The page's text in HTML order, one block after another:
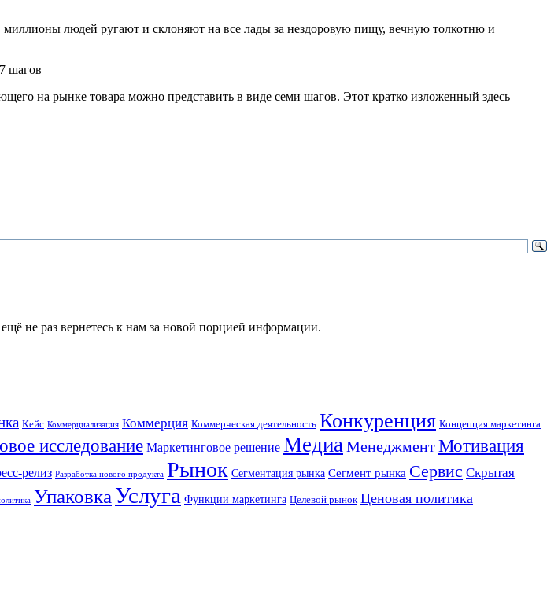
людей ругают и склоняют на все лады за нездоровую пищу, вечную толкотню и
на рынке товара можно представить в виде семи шагов. Этот кратко изложенный здесь
не раз вернетесь к нам за новой порцией информации.
Кейс Коммерциализация Коммерция Коммерческая деятельность Конкуренция Концепция маркетинга
исследование Маркетинговое решение МедиаМенеджментМотивация
релиз Разработка нового продукта Рынок Сегментация рынка Сегмент рынка Сервис Скрытая
Упаковка Услуга Функции маркетинга Целевой рынок Ценовая политика